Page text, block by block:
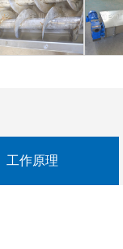
工作原理